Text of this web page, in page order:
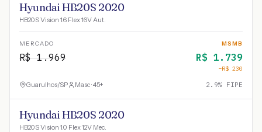
Hyundai HB20S 2020
HB20S Vision 1.6 Flex 16V Aut.
MERCADO
R$1.969
MSMB
R$ 1.739
−R$ 230
Guarulhos/SP Masc · 45+ 2.9% FIPE
Hyundai HB20S 2020
HB20S Vision 1.0 Flex 12V Mec.